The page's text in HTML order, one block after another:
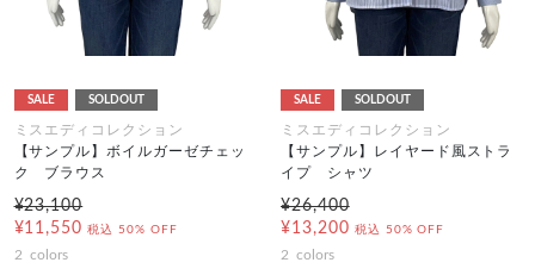
SALE SOLDOUT
ミスエディコレクション
【サンプル】ボイルガーゼチェッ
ク ブラウス
¥23,100
¥11,550 税込 50% OFF
2 colors
SALE SOLDOUT
ミスエディコレクション
【サンプル】レイヤード風ストラ
イプ シャツ
¥26,400
¥13,200 税込 50% OFF
2 colors